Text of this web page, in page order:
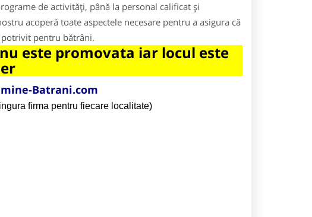
de activități, până la personal calificat și
acoperă toate aspectele necesare pentru a asigura că
pentru bătrâni.
este promovata iar locul este
Batrani.com
firma pentru fiecare localitate)